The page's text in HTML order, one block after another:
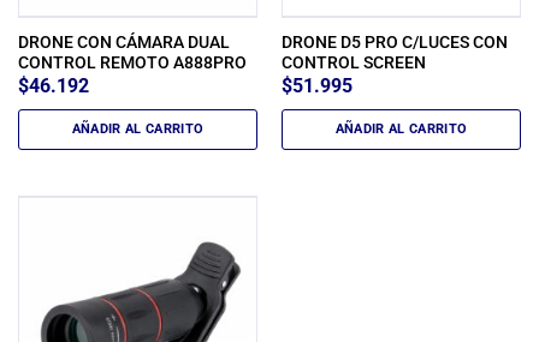
DRONE CON CÁMARA DUAL
CONTROL REMOTO A888PRO
$46.192
AÑADIR AL CARRITO
DRONE D5 PRO C/LUCES CON
CONTROL SCREEN
$51.995
AÑADIR AL CARRITO